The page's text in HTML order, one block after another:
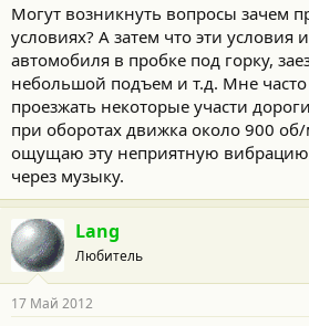
Могут возникнуть вопросы зачем
условиях? А затем что эти
автомобиля в пробке под горку,
небольшой подъем и т.д. Мне часто
проезжать некоторые участи
при оборотах движка около 900
ощущаю эту неприятную
через музыку.
Lang
Любитель
17 Май 2012